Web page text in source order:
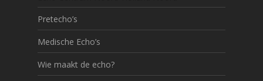
Pretecho’s
Medische Echo’s
Wie maakt de echo?